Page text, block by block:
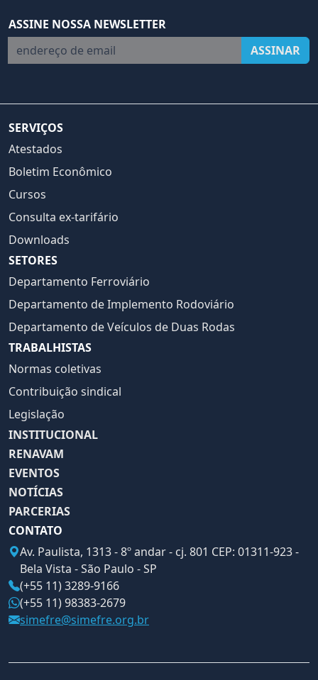
ASSINE NOSSA NEWSLETTER
endereço de email
ASSINAR
SERVIÇOS
Atestados
Boletim Econômico
Cursos
Consulta ex-tarifário
Downloads
SETORES
Departamento Ferroviário
Departamento de Implemento Rodoviário
Departamento de Veículos de Duas Rodas
TRABALHISTAS
Normas coletivas
Contribuição sindical
Legislação
INSTITUCIONAL
RENAVAM
EVENTOS
NOTÍCIAS
PARCERIAS
CONTATO
Av. Paulista, 1313 - 8º andar - cj. 801 CEP: 01311-923 -
Bela Vista - São Paulo - SP
(+55 11) 3289-9166
(+55 11) 98383-2679
simefre@simefre.org.br